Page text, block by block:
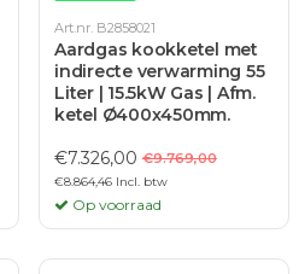
Art.nr. B2858021
Aardgas kookketel met
indirecte verwarming 55
Liter | 15.5kW Gas | Afm.
ketel Ø400x450mm.
€7.326,00 €9.769,00
€8.864,46 Incl. btw
Op voorraad